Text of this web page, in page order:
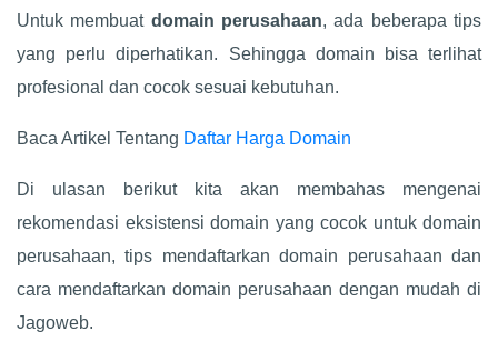
Untuk membuat domain perusahaan, ada beberapa tips
yang perlu diperhatikan. Sehingga domain bisa terlihat
profesional dan cocok sesuai kebutuhan.
Baca Artikel Tentang Daftar Harga Domain
Di ulasan berikut kita akan membahas mengenai
rekomendasi eksistensi domain yang cocok untuk domain
perusahaan, tips mendaftarkan domain perusahaan dan
cara mendaftarkan domain perusahaan dengan mudah di
Jagoweb.